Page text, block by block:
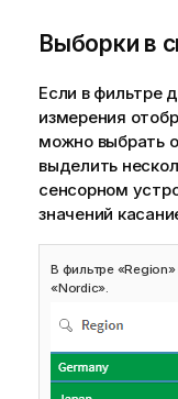
Выборки в
Если в фильтре
измерения
можно выбрать
выделить
сенсорном
значений
В фильтре
«Nordic».